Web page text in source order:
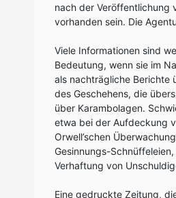
nach der Veröffentlichung
vorhanden sein. Die
Viele Informationen sind
Bedeutung, wenn sie im
als nachträgliche Berichte
des Geschehens, die
über Karambolagen.
etwa bei der Aufdeckung
Orwell’schen
Gesinnungs-
Verhaftung von
Eine gedruckte Zeitung,